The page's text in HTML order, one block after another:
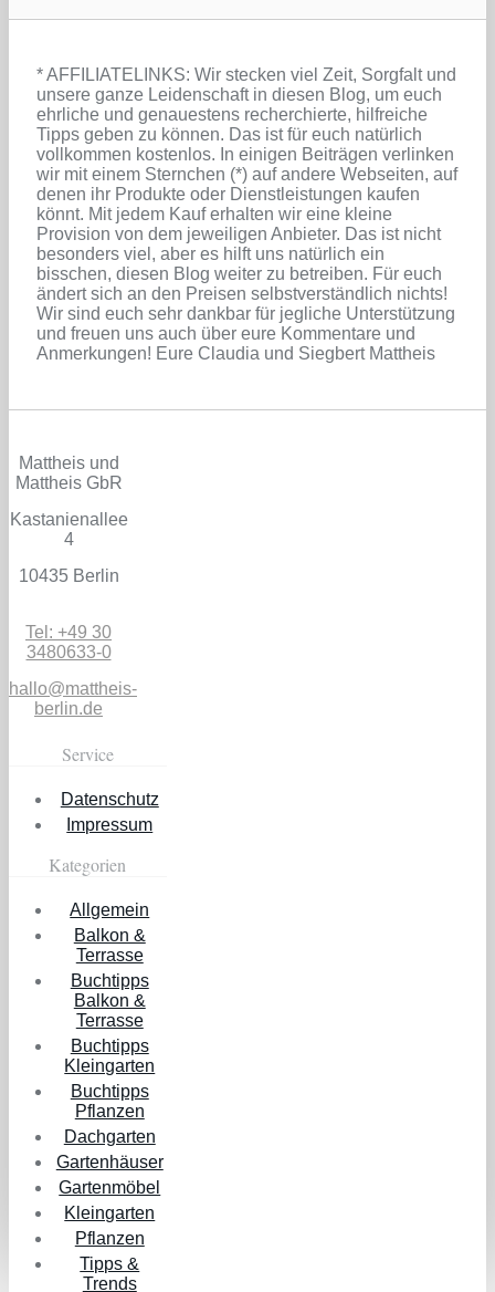
* AFFILIATELINKS: Wir stecken viel Zeit, Sorgfalt und
unsere ganze Leidenschaft in diesen Blog, um euch
ehrliche und genauestens recherchierte, hilfreiche
Tipps geben zu können. Das ist für euch natürlich
vollkommen kostenlos. In einigen Beiträgen verlinken
wir mit einem Sternchen (*) auf andere Webseiten, auf
denen ihr Produkte oder Dienstleistungen kaufen
könnt. Mit jedem Kauf erhalten wir eine kleine
Provision von dem jeweiligen Anbieter. Das ist nicht
besonders viel, aber es hilft uns natürlich ein
bisschen, diesen Blog weiter zu betreiben. Für euch
ändert sich an den Preisen selbstverständlich nichts!
Wir sind euch sehr dankbar für jegliche Unterstützung
und freuen uns auch über eure Kommentare und
Anmerkungen! Eure Claudia und Siegbert Mattheis
Mattheis und
Mattheis GbR
Kastanienallee
4
10435 Berlin
Tel: +49 30
3480633-0
hallo@mattheis-
berlin.de
Service
Datenschutz
Impressum
Kategorien
Allgemein
Balkon &
Terrasse
Buchtipps
Balkon &
Terrasse
Buchtipps
Kleingarten
Buchtipps
Pflanzen
Dachgarten
Gartenhäuser
Gartenmöbel
Kleingarten
Pflanzen
Tipps &
Trends